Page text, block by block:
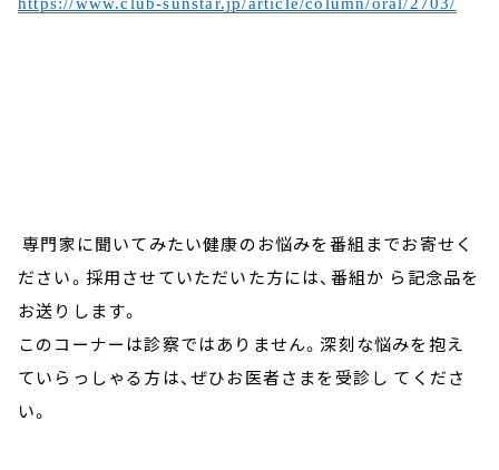
専門家に聞いてみたい健康のお悩みを番組までお寄せく
ださい。採用させていただいた方には、番組か ら記念品を
お送りします。
このコーナーは診察ではありません。深刻な悩みを抱え
ていらっしゃる方は、ぜひお医者さまを受診し てくださ
い。